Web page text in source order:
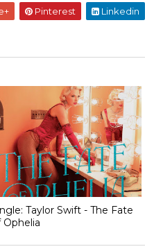
Pinterest Linkedin
Taylor Swift - The Fate
Ophelia